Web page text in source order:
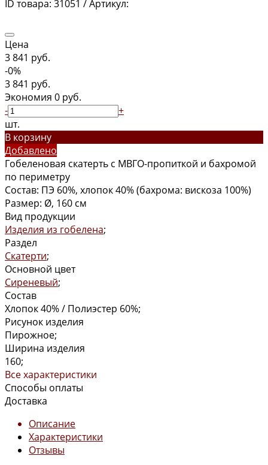
ID товара: 31051 /Артикул:
Цена
3 841 руб.
-0%
3 841 руб.
Экономия 0 руб.
-
+
шт.
В корзину
Добавлено
Гобеленовая скатерть с МВГО-пропиткой и бахромой
по периметру
Состав: ПЭ 60%, хлопок 40% (бахрома: вискоза 100%)
Размер: Ø, 160 см
Вид продукции
Изделия из гобелена;
Раздел
Скатерти;
Основной цвет
Сиреневый;
Состав
Хлопок 40% / Полиэстер 60%;
Рисунок изделия
Пирожное;
Ширина изделия
160;
Все характеристики
Способы оплаты
Доставка
Описание
Характеристики
Отзывы